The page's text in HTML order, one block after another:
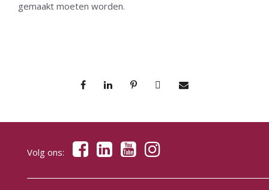
gemaakt moeten worden.
Volg ons: